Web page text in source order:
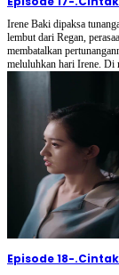
Irene Baki dipaksa
lembut dari Regan,
membatalkan
meluluhkan hari Irene. Di
Episode 18-